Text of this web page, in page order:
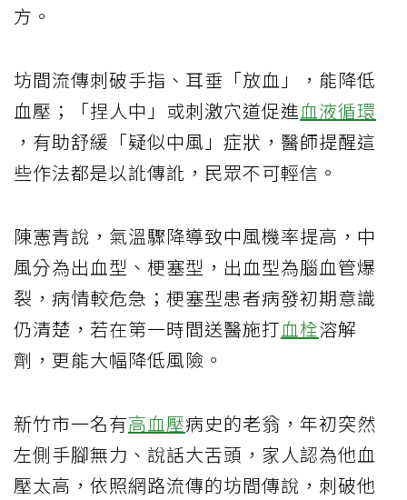
方。
坊間流傳刺破手指、耳垂「放血」，能降低
血壓；「捏人中」或刺激穴道促進血液循環
，有助舒緩「疑似中風」症狀，醫師提醒這
些作法都是以訛傳訛，民眾不可輕信。
陳憲青說，氣溫驟降導致中風機率提高，中
風分為出血型、梗塞型，出血型為腦血管爆
裂，病情較危急；梗塞型患者病發初期意識
仍清楚，若在第一時間送醫施打血栓溶解
劑，更能大幅降低風險。
新竹市一名有高血壓病史的老翁，年初突然
左側手腳無力、說話大舌頭，家人認為他血
壓太高，依照網路流傳的坊間傳說，刺破他